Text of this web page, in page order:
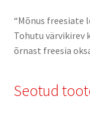
“Mõnus freesiate
Tohutu värvikirev
õrnast freesia
Seotud